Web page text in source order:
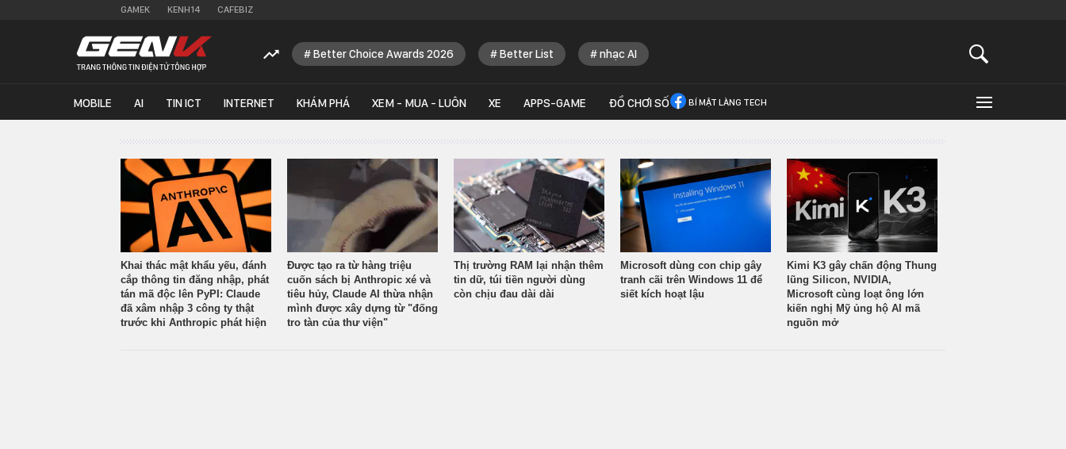
GAMEK KENH14 CAFEBIZ
Better Choice Awards 2026 Better List nhạc AI
MOBILE AI TIN ICT INTERNET KHÁM PHÁ XEM - MUA - LUÔN XE APPS-GAME ĐỒ CHƠI SỐ BÍ MẬT LÀNG TECH
Khai thác mật khẩu yếu, đánh
cắp thông tin đăng nhập, phát
tán mã độc lên PyPI: Claude
đã xâm nhập 3 công ty thật
trước khi Anthropic phát hiện
Được tạo ra từ hàng triệu
cuốn sách bị Anthropic xé và
tiêu hủy, Claude AI thừa nhận
mình được xây dựng từ "đống
tro tàn của thư viện"
Thị trường RAM lại nhận thêm
tin dữ, túi tiền người dùng
còn chịu đau dài dài
Microsoft dùng con chip gây
tranh cãi trên Windows 11 để
siết kích hoạt lậu
Kimi K3 gây chấn động Thung
lũng Silicon, NVIDIA,
Microsoft cùng loạt ông lớn
kiến nghị Mỹ ủng hộ AI mã
nguồn mở